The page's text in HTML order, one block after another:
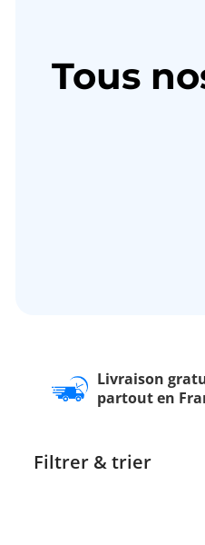
Tous
Livraison
partout en
Filtrer & trier